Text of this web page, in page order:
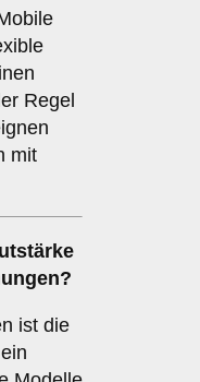
Regel
mit
ist die